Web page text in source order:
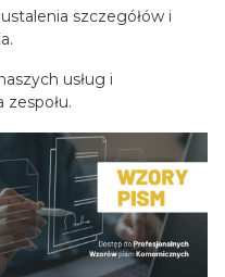
szczegółów i
usług i
zespołu.